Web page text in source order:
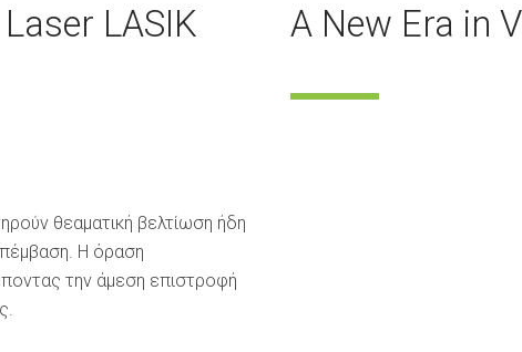
LASIK
θεαματική βελτίωση ήδη
Η όραση
την άμεση επιστροφή
A New Era in